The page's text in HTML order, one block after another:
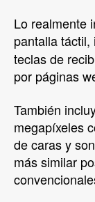
Lo realmente
pantalla táctil,
teclas de
por páginas
También
megapíxeles
de caras y
más similar